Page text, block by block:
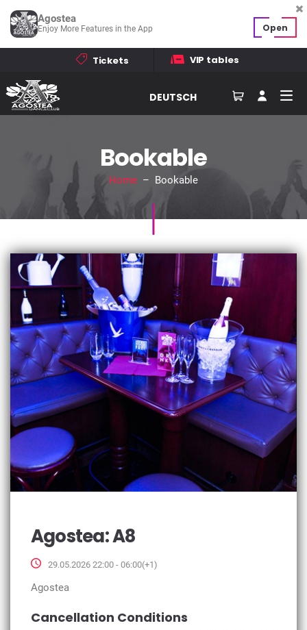
Tickets VIP tables
DEUTSCH
Bookable
Home – Bookable
Agostea: A8
29.05.2026 22:00 - 06:00(+1)
Agostea
Cancellation Conditions
Agostea
Enjoy More Features in the App Open